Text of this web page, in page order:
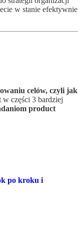
w stanie efektywnie
celów, czyli jak
w części 3 bardziej
product
po kroku i